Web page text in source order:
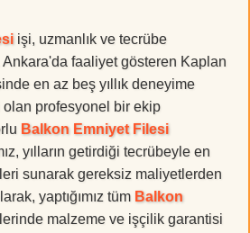
işi, uzmanlık ve tecrübe
Ankara'da faaliyet gösteren Kaplan
en az beş yıllık deneyime
olan profesyonel bir ekip
Balkon Emniyet Filesi
yılların getirdiği tecrübeyle en
sunarak gereksiz maliyetlerden
yaptığımız tüm Balkon
malzeme ve işçilik garantisi